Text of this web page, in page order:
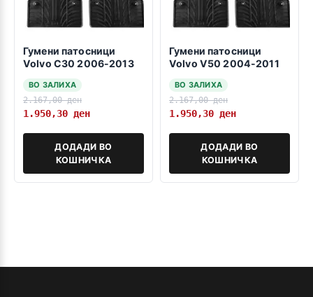
Гумени патосници
Volvo C30 2006-2013
ВО ЗАЛИХА
2.167,00ден
1.950,30 ден
ДОДАДИ ВО
КОШНИЧКА
Гумени патосници
Volvo V50 2004-2011
ВО ЗАЛИХА
2.167,00ден
1.950,30 ден
ДОДАДИ ВО
КОШНИЧКА